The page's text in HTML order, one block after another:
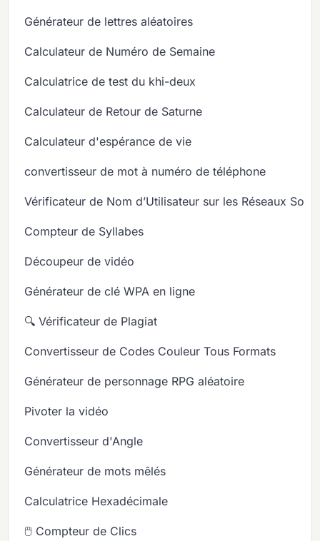
Générateur de lettres aléatoires
Calculateur de Numéro de Semaine
Calculatrice de test du khi-deux
Calculateur de Retour de Saturne
Calculateur d'espérance de vie
convertisseur de mot à numéro de téléphone
Vérificateur de Nom d’Utilisateur sur les Réseaux
Compteur de Syllabes
Découpeur de vidéo
Générateur de clé WPA en ligne
🔍 Vérificateur de Plagiat
Convertisseur de Codes Couleur Tous Formats
Générateur de personnage RPG aléatoire
Pivoter la vidéo
Convertisseur d'Angle
Générateur de mots mêlés
Calculatrice Hexadécimale
🖱️ Compteur de Clics